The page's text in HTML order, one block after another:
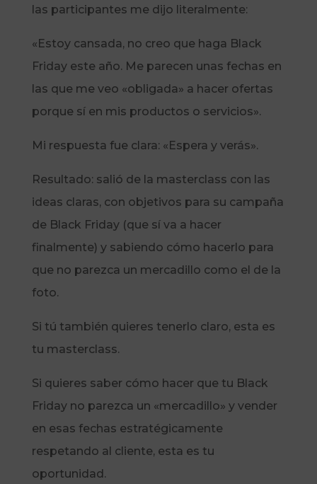
las participantes me dijo literalmente:
«Estoy cansada, no creo que haga Black
Friday este año. Me parecen unas fechas en
las que me veo «obligada» a hacer ofertas
porque sí en mis productos o servicios».
Mi respuesta fue clara: «Espera y verás».
Resultado: salió de la masterclass con las
ideas claras, con objetivos para su campaña
de Black Friday (que sí va a hacer
finalmente) y sabiendo cómo hacerlo para
que no parezca un mercadillo como el de la
foto.
Si tú también quieres tenerlo claro, esta es
tu masterclass.
Si quieres saber cómo hacer que tu Black
Friday no parezca un «mercadillo» y vender
en esas fechas estratégicamente
respetando al cliente, esta es tu
oportunidad.